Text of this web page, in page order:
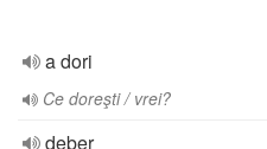
a dori
Ce doreşti / vrei?
deber